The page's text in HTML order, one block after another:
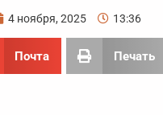
4 ноября, 2025 13:36
Почта Печать